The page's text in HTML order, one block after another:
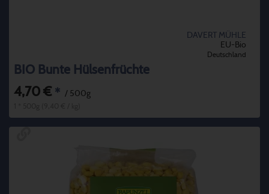
DAVERT MÜHLE
EU-Bio
Deutschland
BIO Bunte Hülsenfrüchte
4,70 € * / 500g